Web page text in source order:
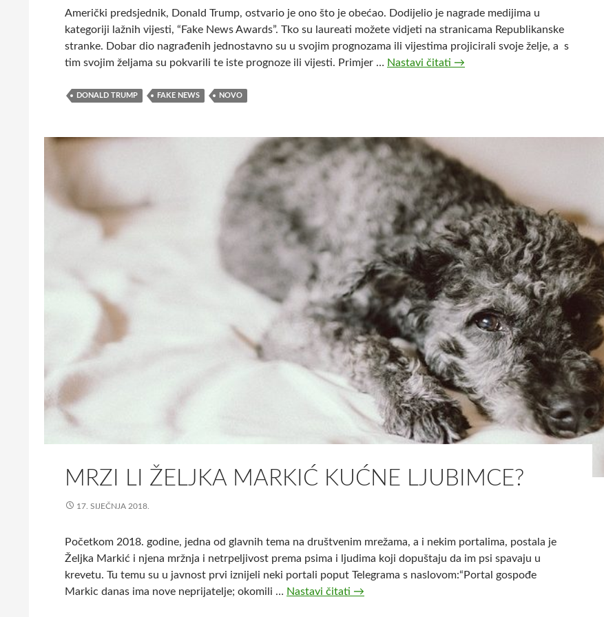
j
i
?
Američki predsjednik, Donald Trump, ostvario je ono što je obećao. Dodijelio je nagrade medijima u
kategoriji lažnih vijesti, “Fake News Awards”. Tko su laureati možete vidjeti na stranicama Republikanske
stranke. Dobar dio nagrađenih jednostavno su u svojim prognozama ili vijestima projicirali svoje želje, a s
tim svojim željama su pokvarili te iste prognoze ili vijesti. Primjer … Nastavi čitati T
a
s
t
i
č
n
e
n
a
g
r
a
d
e
m
e
d
i
i
a
l
a
→
DONALD TRUMP FAKE NEWS NOVO
MRZI LI ŽELJKA MARKIĆ KUĆNE LJUBIMCE?
17. SIJEČNJA 2018.
Početkom 2018. godine, jedna od glavnih tema na društvenim mrežama, a i nekim portalima, postala je
Željka Markić i njena mržnja i netrpeljivost prema psima i ljudima koji dopuštaju da im psi spavaju u
krevetu. Tu temu su u javnost prvi iznijeli neki portali poput Telegrama s naslovom:“Portal gospođe
Markic danas ima nove neprijatelje; okomili … Nastavi čitati M
→